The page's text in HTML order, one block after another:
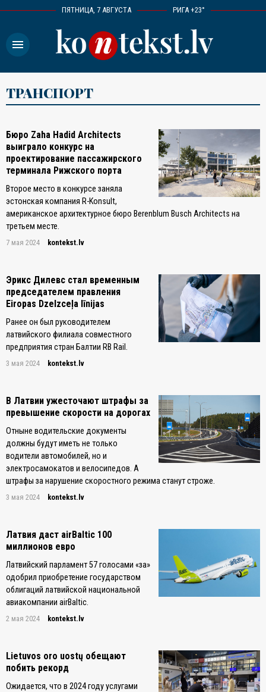
ПЯТНИЦА, 7 АВГУСТА РИГА +23°
menu
ТРАНСПОРТ
Бюро Zaha Hadid Architects
выиграло конкурс на
проектирование пассажирского
терминала Рижского порта
Второе место в конкурсе заняла
эстонская компания R-Konsult,
американское архитектурное бюро Berenblum Busch Architects на
третьем месте.
7 мая 2024 kontekst.lv
Эрикс Дилевс стал временным
председателем правления
Eiropas Dzelzceļa līnijas
Ранее он был руководителем
латвийского филиала совместного
предприятия стран Балтии RB Rail.
3 мая 2024 kontekst.lv
В Латвии ужесточают штрафы за
превышение скорости на дорогах
Отныне водительские документы
должны будут иметь не только
водители автомобилей, но и
электросамокатов и велосипедов. А
штрафы за нарушение скоростного режима станут строже.
3 мая 2024 kontekst.lv
Латвия даст airBaltic 100
миллионов евро
Латвийский парламент 57 голосами «за»
одобрил приобретение государством
облигаций латвийской национальной
авиакомпании airBaltic.
2 мая 2024 kontekst.lv
Lietuvos oro uostų обещают
побить рекорд
Ожидается, что в 2024 году услугами